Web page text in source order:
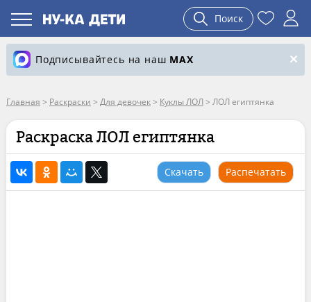
Поиск
Подписывайтесь на наш MAX
Главная > Раскраски > Для девочек> Куклы ЛОЛ> ЛОЛ египтянка
Раскраска ЛОЛ египтянка
Скачать Распечатать